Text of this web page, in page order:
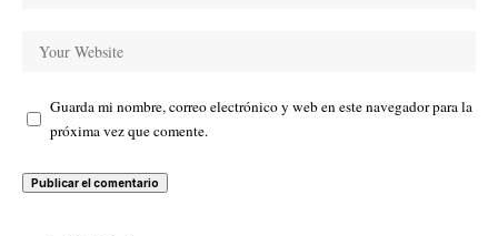
Guarda mi nombre, correo electrónico y web en este navegador para la
próxima vez que comente.